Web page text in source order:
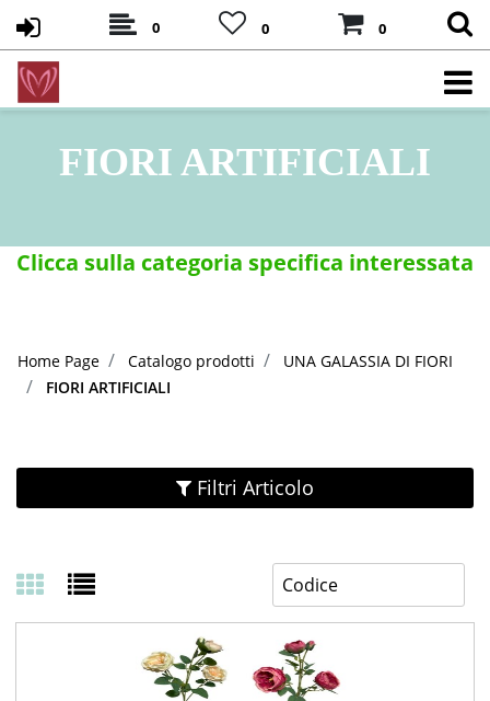
0 0 0
FIORI ARTIFICIALI
Clicca sulla categoria specifica interessata
Home Page Catalogo prodotti
UNA GALASSIA DI FIORI
FIORI ARTIFICIALI
Filtri Articolo